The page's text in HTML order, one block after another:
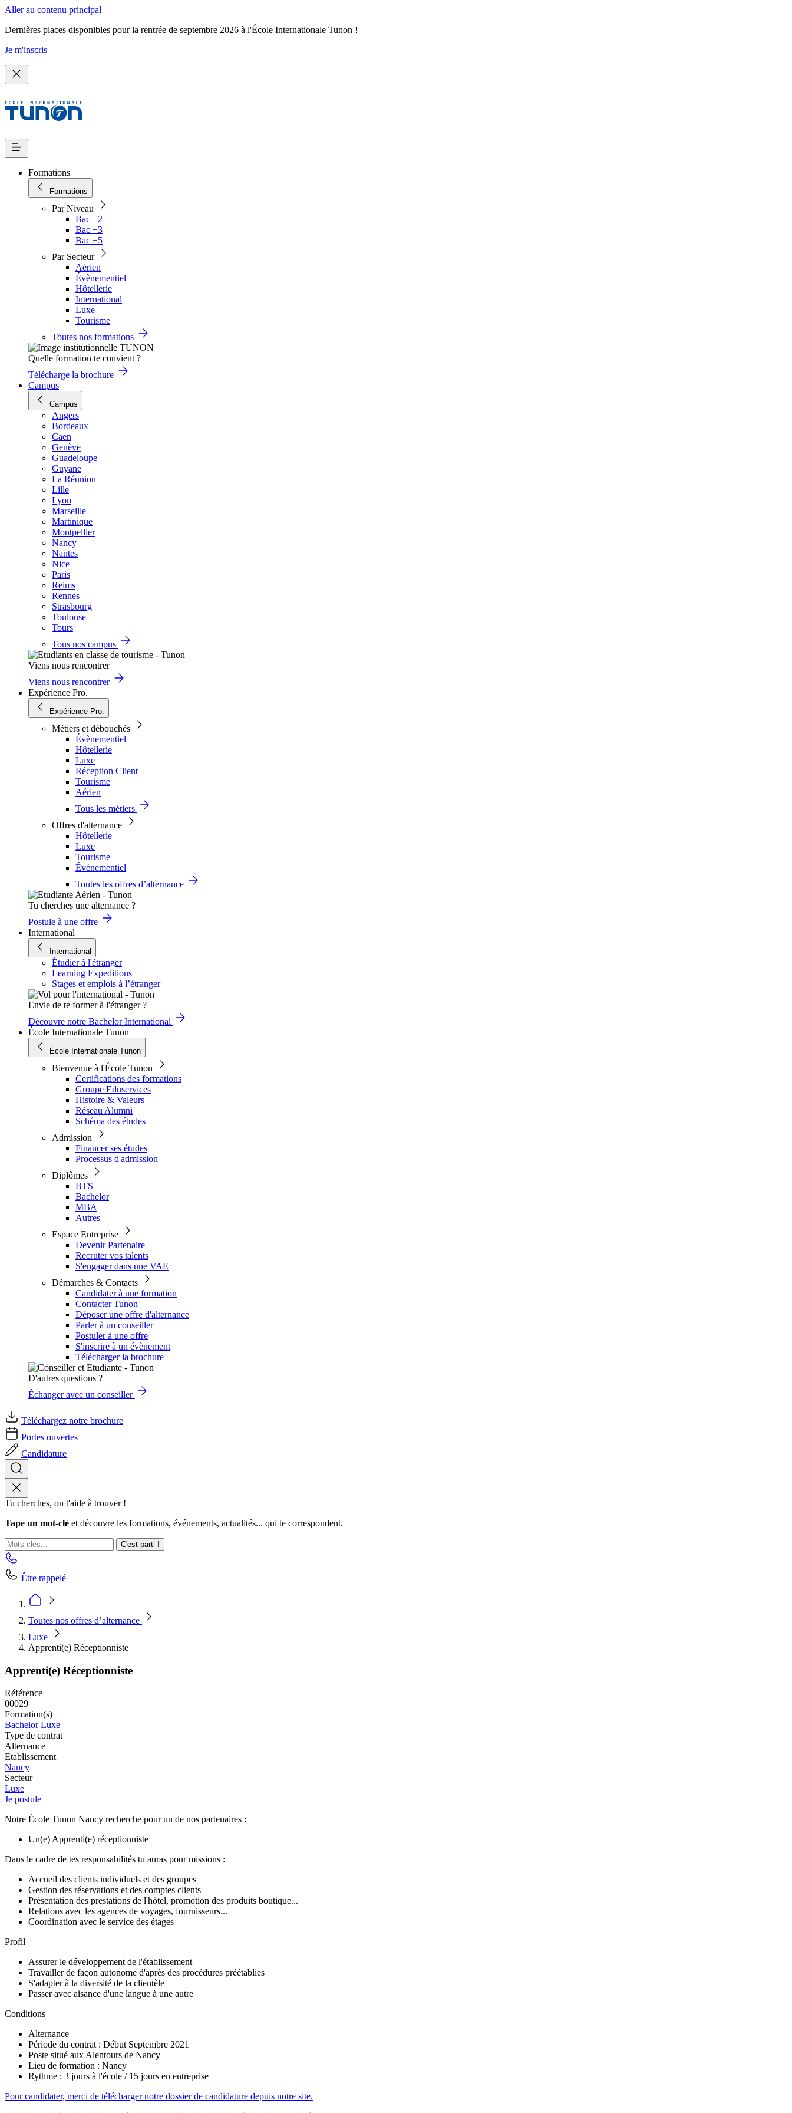
Aller au contenu principal
Dernières places disponibles pour la rentrée de septembre 2026 à l'École Internationale Tunon !
Je m'inscris
Formations
Formations
Par Niveau
Bac +2
Bac +3
Bac +5
Par Secteur
Aérien
Évènementiel
Hôtellerie
International
Luxe
Tourisme
Toutes nos formations
Quelle formation te convient ?
Télécharge la brochure
Campus
Campus
Angers
Bordeaux
Caen
Genève
Guadeloupe
Guyane
La Réunion
Lille
Lyon
Marseille
Martinique
Montpellier
Nancy
Nantes
Nice
Paris
Reims
Rennes
Strasbourg
Toulouse
Tours
Tous nos campus
Viens nous rencontrer
Viens nous rencontrer
Expérience Pro.
Expérience Pro.
Métiers et débouchés
Évènementiel
Hôtellerie
Luxe
Réception Client
Tourisme
Aérien
Tous les métiers
Offres d'alternance
Hôtellerie
Luxe
Tourisme
Évènementiel
Toutes les offres d’alternance
Tu cherches une alternance ?
Postule à une offre
International
International
Étudier à l'étranger
Learning Expeditions
Stages et emplois à l’étranger
Envie de te former à l'étranger ?
Découvre notre Bachelor International
École Internationale Tunon
École Internationale Tunon
Bienvenue à l'École Tunon
Certifications des formations
Groupe Eduservices
Histoire & Valeurs
Réseau Alumni
Schéma des études
Admission
Financer ses études
Processus d'admission
Diplômes
BTS
Bachelor
MBA
Autres
Espace Entreprise
Devenir Partenaire
Recruter vos talents
S'engager dans une VAE
Démarches & Contacts
Candidater à une formation
Contacter Tunon
Déposer une offre d'alternance
Parler à un conseiller
Postuler à une offre
S'inscrire à un évènement
Télécharger la brochure
D'autres questions ?
Échanger avec un conseiller
Téléchargez notre brochure
Portes ouvertes
Candidature
Tu cherches, on t'aide à trouver !
Tape un mot-clé et découvre les formations, événements, actualités... qui te correspondent.
C'est parti !
Être rappelé
Toutes nos offres d’alternance
Luxe
Apprenti(e) Réceptionniste
Apprenti(e) Réceptionniste
Référence
00029
Formation(s)
Bachelor Luxe
Type de contrat
Alternance
Etablissement
Nancy
Secteur
Luxe
Je postule
Notre École Tunon Nancy recherche pour un de nos partenaires :
Un(e) Apprenti(e) réceptionniste
Dans le cadre de tes responsabilités tu auras pour missions :
Accueil des clients individuels et des groupes
Gestion des réservations et des comptes clients
Présentation des prestations de l'hôtel, promotion des produits boutique...
Relations avec les agences de voyages, fournisseurs...
Coordination avec le service des étages
Profil
Assurer le développement de l'établissement
Travailler de façon autonome d'après des procédures préétablies
S'adapter à la diversité de la clientèle
Passer avec aisance d'une langue à une autre
Conditions
Alternance
Période du contrat : Début Septembre 2021
Poste situé aux Alentours de Nancy
Lieu de formation : Nancy
Rythme : 3 jours à l'école / 15 jours en entreprise
Pour candidater, merci de télécharger notre dossier de candidature depuis notre site.